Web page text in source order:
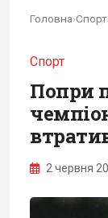
Головна›Спорт
Спорт
Попри
2 червня